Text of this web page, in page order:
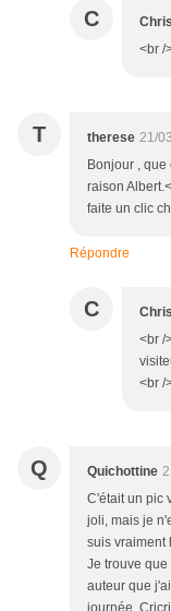
C
<br /
T therese 21/
Bonjour ,
raison
faite un clic
Répondre
C
<br /
<br /
Q Quichottine
C'était un pic
joli, mais je
suis vraiment
Je trouve
auteur que
journée,